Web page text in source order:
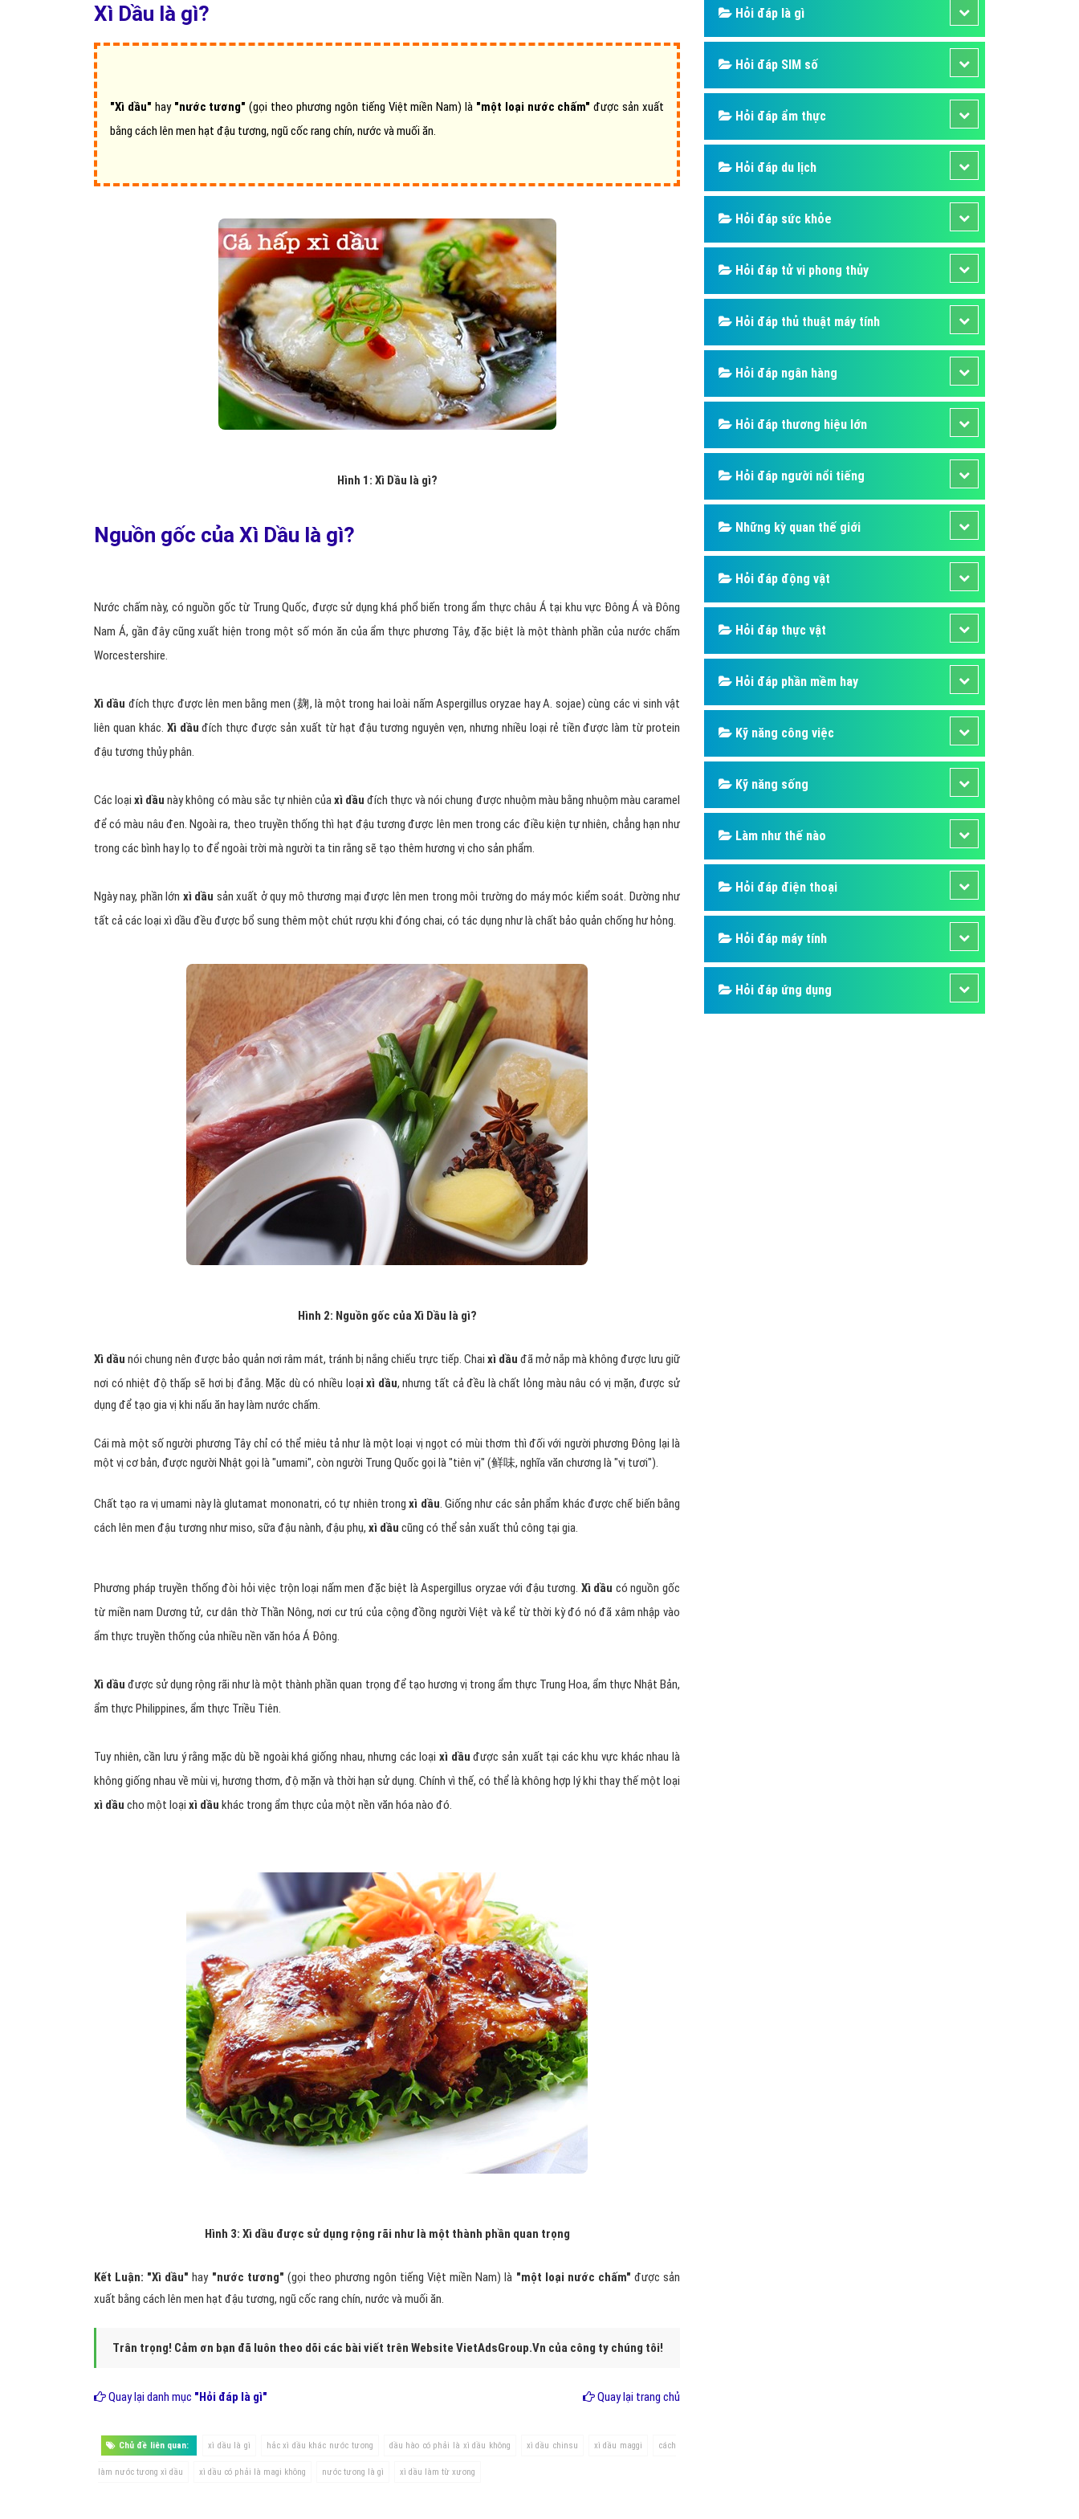
Hỏi đáp quảng cáo TVC
Hỏi đáp quảng cáo mobile
Hỏi đáp quảng cáo Online
Hỏi đáp quảng cáo Skype
Hỏi đáp Domain & Hosting
Dịch vụ quảng cáo Youtube
Dịch vụ quảng cáo Tiktok
Dịch vụ quảng cáo Zalo
Hỏi đáp quảng cáo Youtube
Quảng cáo Cốc Cốc hiệu quả
Nghĩa là gì
Phần mềm ứng dụng hay
Xì Dầu là gì?
"Xì dầu"hay "nước tương" (gọi theo phương ngôn tiếng Việt miền Nam) là "một loại nước chấm" được sản xuất
bằng cách lên men hạt đậu tương, ngũ cốc rang chín, nước và muối ăn.
Hình 1: Xì Dầu là gì?
Nguồn gốc của Xì Dầu là gì?
Nước chấm này, có nguồn gốc từ Trung Quốc, được sử dụng khá phổ biến trong ẩm thực châu Á tại khu vực Đông Á và Đông
Nam Á, gần đây cũng xuất hiện trong một số món ăn của ẩm thực phương Tây, đặc biệt là một thành phần của nước chấm
Worcestershire.
Xì dầu đích thực được lên men bằng men (麹, là một trong hai loài nấm Aspergillus oryzae hay A. sojae) cùng các vi sinh vật
liên quan khác. Xì dầu đích thực được sản xuất từ hạt đậu tương nguyên vẹn, nhưng nhiều loại rẻ tiền được làm từ protein
đậu tương thủy phân.
Các loại xì dầu này không có màu sắc tự nhiên củaxì dầu đích thực và nói chung được nhuộm màu bằng nhuộm màu caramel
để có màu nâu đen. Ngoài ra, theo truyền thống thì hạt đậu tương được lên men trong các điều kiện tự nhiên, chẳng hạn như
trong các bình hay lọ to để ngoài trời mà người ta tin rằng sẽ tạo thêm hương vị cho sản phẩm.
Ngày nay, phần lớn xì dầu sản xuất ở quy mô thương mại được lên men trong môi trường do máy móc kiểm soát. Dường như
tất cả các loại xì dầu đều được bổ sung thêm một chút rượu khi đóng chai, có tác dụng như là chất bảo quản chống hư hỏng.
Hình 2: Nguồn gốc của Xì Dầu là gì?
Xì dầu nói chung nên được bảo quản nơi râm mát, tránh bị nắng chiếu trực tiếp. Chai xì dầu đã mở nắp mà không được lưu giữ
nơi có nhiệt độ thấp sẽ hơi bị đắng. Mặc dù có nhiều loại xì dầu, nhưng tất cả đều là chất lỏng màu nâu có vị mặn, được sử
dụng để tạo gia vị khi nấu ăn hay làm nước chấm.
Cái mà một số người phương Tây chỉ có thể miêu tả như là một loại vị ngọt có mùi thơm thì đối với người phương Đông lại là
một vị cơ bản, được người Nhật gọi là "umami", còn người Trung Quốc gọi là "tiên vị" (鲜味, nghĩa văn chương là "vị tươi").
Chất tạo ra vị umami này là glutamat mononatri, có tự nhiên trongxì dầu. Giống như các sản phẩm khác được chế biến bằng
cách lên men đậu tương như miso, sữa đậu nành, đậu phụ, xì dầu cũng có thể sản xuất thủ công tại gia.
Phương pháp truyền thống đòi hỏi việc trộn loại nấm men đặc biệt là Aspergillus oryzae với đậu tương. Xì dầu có nguồn gốc
từ miền nam Dương tử, cư dân thờ Thần Nông, nơi cư trú của cộng đồng người Việt và kể từ thời kỳ đó nó đã xâm nhập vào
ẩm thực truyền thống của nhiều nền văn hóa Á Đông.
Xì dầu được sử dụng rộng rãi như là một thành phần quan trọng để tạo hương vị trong ẩm thực Trung Hoa, ẩm thực Nhật Bản,
ẩm thực Philippines, ẩm thực Triều Tiên.
Tuy nhiên, cần lưu ý rằng mặc dù bề ngoài khá giống nhau, nhưng các loạixì dầuđược sản xuất tại các khu vực khác nhau là
không giống nhau về mùi vị, hương thơm, độ mặn và thời hạn sử dụng. Chính vì thế, có thể là không hợp lý khi thay thế một loại
xì dầu cho một loại xì dầu khác trong ẩm thực của một nền văn hóa nào đó.
Hình 3: Xì dầu được sử dụng rộng rãi như là một thành phần quan trọng
Kết Luận: "Xì dầu" hay "nước tương" (gọi theo phương ngôn tiếng Việt miền Nam) là "một loại nước chấm" được sản
xuất bằng cách lên men hạt đậu tương, ngũ cốc rang chín, nước và muối ăn.
Trân trọng! Cảm ơn bạn đã luôn theo dõi các bài viết trên Website VietAdsGroup.Vn của công ty chúng tôi!
Quay lại danh mục "Hỏi đáp là gì" Quay lại trang chủ
Chủ đề liên quan: xì dầu là gì hắc xì dầu khác nước tương dầu hào có phải là xì dầu không xì dầu chinsu xì dầu maggi cách
làm nước tương xì dầu xì dầu có phải là magi không nước tương là gì xì dầu làm từ xương
Hỏi đáp là gì
Hỏi đáp SIM số
Hỏi đáp ẩm thực
Hỏi đáp du lịch
Hỏi đáp sức khỏe
Hỏi đáp tử vi phong thủy
Hỏi đáp thủ thuật máy tính
Hỏi đáp ngân hàng
Hỏi đáp thương hiệu lớn
Hỏi đáp người nổi tiếng
Những kỳ quan thế giới
Hỏi đáp động vật
Hỏi đáp thực vật
Hỏi đáp phần mềm hay
Kỹ năng công việc
Kỹ năng sống
Làm như thế nào
Hỏi đáp điện thoại
Hỏi đáp máy tính
Hỏi đáp ứng dụng